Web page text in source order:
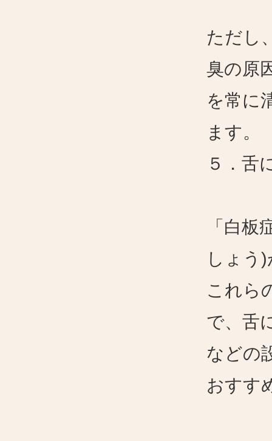
ただし
臭の原
を常に
ます。
５．舌
「白
しょう
これら
で、舌
などの
おすす